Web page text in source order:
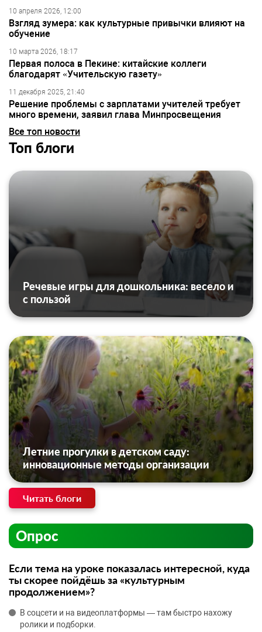
10 апреля 2026, 12:00
Взгляд зумера: как культурные привычки влияют на
обучение
10 марта 2026, 18:17
Первая полоса в Пекине: китайские коллеги
благодарят «Учительскую газету»
11 декабря 2025, 21:40
Решение проблемы с зарплатами учителей требует
много времени, заявил глава Минпросвещения
Все топ новости
Топ блоги
Речевые игры для дошкольника: весело и
с пользой
Летние прогулки в детском саду:
инновационные методы организации
Читать блоги
Опрос
Если тема на уроке показалась интересной, куда
ты скорее пойдёшь за «культурным
продолжением»?
В соцсети и на видеоплатформы — там быстро нахожу
ролики и подборки.